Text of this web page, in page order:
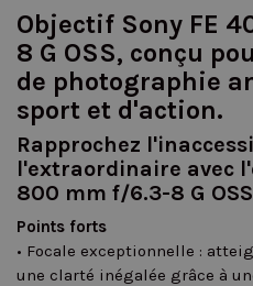
Objectif Sony FE
8 G OSS, conçu
de photographie
sport et d'action.
Rapprochez
l'extraordinaire avec
800 mm f/6.3-8 G
Points forts
• Focale exceptionnelle :
une clarté inégalée grâce à